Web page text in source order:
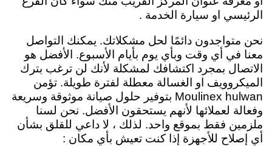
الرئيسي او سيارة الخدمة .
نحن متواجدون دائمًا لحل مشكلاتك. يمكنك التواصل
معنا في أي وقت وبأي يوم بأيام الأسبوع. الأفضل هو
الاتصال بمجرد اكتشافك لمشكلة لأنك لن ترغب بترك
الميكروويف او الغسالة معطلة لفترة طويلة. تؤمن
Moulinex hulwan بتوفير حلول صيانة موثوقة وسريعة
وفعالة لعملائها لأنهم يستحقون الأفضل. نحن لسنا
ملزمين فقط بموقع واحد. لذلك ، لا داعي للقلق بشأن
أي إصلاح للأجهزة إذا كنت تعيش بأي مكان :